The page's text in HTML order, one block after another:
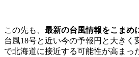
この先も、 最新の台風情報をこまめ
台風18号と近い今の予報円と大きく
で北海道に接近する可能性が高まっ